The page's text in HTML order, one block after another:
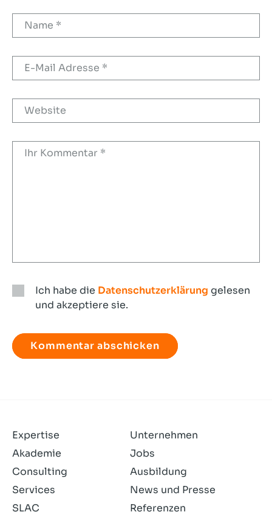
Ich habe die Datenschutzerklärung gelesen
und akzeptiere sie.
habe
die
Expertise
Akademie
Consulting
Services
SLAC
Unternehmen
Jobs
Ausbildung
News und Presse
Referenzen